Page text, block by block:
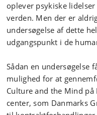
oplever psykiske
verden. Men der er
undersøgelse af dette
udgangspunkt i de
Sådan en undersøgelse
mulighed for at
Culture and the Mind på
center, som Danmarks